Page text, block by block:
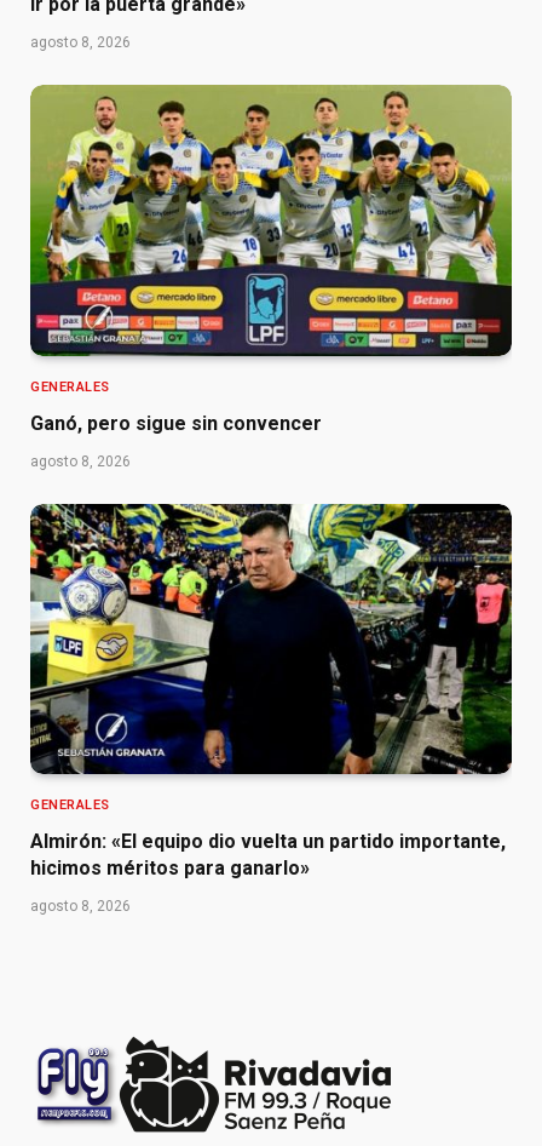
agosto 8, 2026
GENERALES
Ganó, pero sigue sin convencer
agosto 8, 2026
GENERALES
Almirón: «El equipo dio vuelta un partido importante,
hicimos méritos para ganarlo»
agosto 8, 2026